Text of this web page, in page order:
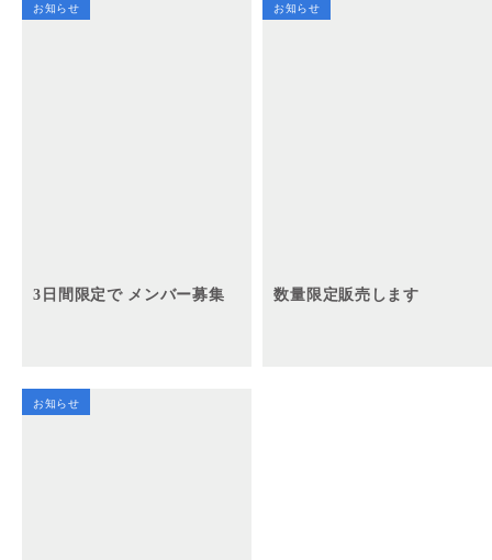
お知らせ
3日間限定で メンバー募集
お知らせ
数量限定販売します
お知らせ